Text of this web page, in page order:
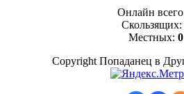
Онлайн
Скользящих:
Местных: 0
Copyright Попаданец в